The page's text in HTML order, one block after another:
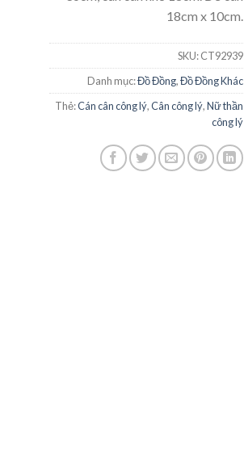
18cm x 10cm.
SKU:CT92939
Danh mục:Đồ Đồng,Đồ Đồng Khác
Thẻ:Cán cân công lý,Cân công lý,Nữ thần
công lý